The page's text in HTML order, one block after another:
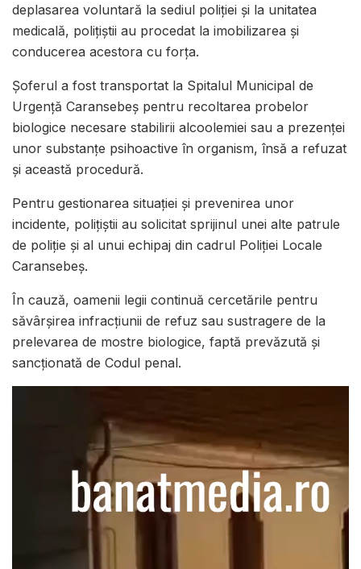
deplasarea voluntară la sediul poliției și la unitatea
medicală, polițiștii au procedat la imobilizarea și
conducerea acestora cu forța.
Șoferul a fost transportat la Spitalul Municipal de
Urgență Caransebeș pentru recoltarea probelor
biologice necesare stabilirii alcoolemiei sau a prezenței
unor substanțe psihoactive în organism, însă a refuzat
și această procedură.
Pentru gestionarea situației și prevenirea unor
incidente, polițiștii au solicitat sprijinul unei alte patrule
de poliție și al unui echipaj din cadrul Poliției Locale
Caransebeș.
În cauză, oamenii legii continuă cercetările pentru
săvârșirea infracțiunii de refuz sau sustragere de la
prelevarea de mostre biologice, faptă prevăzută și
sancționată de Codul penal.